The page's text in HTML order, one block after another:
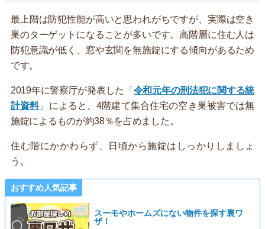
最上階は防犯性能が高いと思われがちですが、実際は空き
巣のターゲットになることが多いです。高階層に住む人は
防犯意識が低く、窓や玄関を無施錠にする傾向があるため
です。
2019年に警察庁が発表した「 令和元年の刑法犯に関する統
計資料」によると、4階建て集合住宅の空き巣被害では無
施錠によるものが約38％を占めました。
住む階にかかわらず、日頃から施錠はしっかりしましょ
う。
おすすめ人気記事
スーモやホームズにない物件を探す裏ワ
ザ！